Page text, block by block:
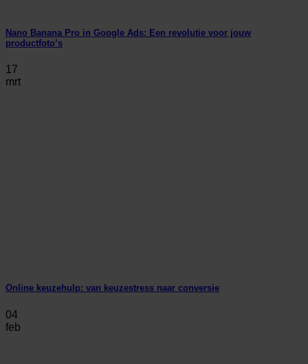
Nano Banana Pro in Google Ads: Een revolutie voor jouw
productfoto’s
17
mrt
Online keuzehulp: van keuzestress naar conversie
04
feb